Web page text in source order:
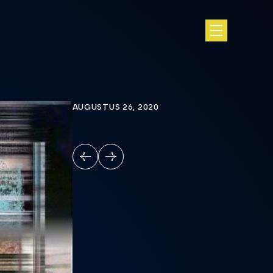
AUGUSTUS 26, 2020
VORIGEVOLGENDE